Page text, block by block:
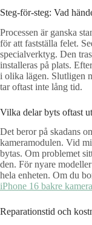
Steg-för-steg: Vad
Processen är ganska
för att fastställa felet.
specialverktyg. Den
installeras på plats.
i olika lägen. Slutligen
tar oftast inte lång tid.
Vilka delar byts oftast
Det beror på skadans
kameramodulen. Vid
bytas. Om problemet
den. För nyare
hela enheten. Om du
iPhone 16 bakre
Reparationstid och